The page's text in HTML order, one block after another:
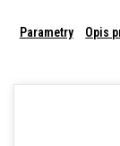
Parametry Opis